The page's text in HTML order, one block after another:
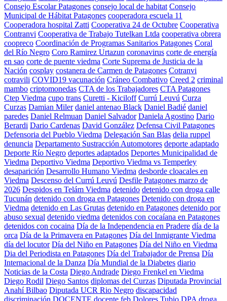
Consejo Escolar Patagones consejo local de habitat Consejo
Municipal de Hábitat Patagones cooperadora escuela 11
Cooperadora hospital Zatti Cooperativa 24 de Octubre Cooperativa
Contranvi Cooperativa de Trabajo Tutelkan Ltda cooperativa obrera
coopreco Coordinación de Programas Sanitarios Patagones Coral
del Río Negro Coro Ramirez Urtazun coronavirus corte de energía
en sao corte de puente viedma Corte Suprema de Justicia de la
Nación cosplay costanera de Carmen de Patagones Cotranvi
cotravili COVID19 vacunación Cráneo Combativo Creed 2 criminal
mambo criptomonedas CTA de los Trabajadores CTA Patagones
Ctep Viedma cupo trans Curetti - Kiciloff Currú Leuvú Curza
Curzas Damian Miler daniel antenao Black Daniel Badié daniel
paredes Daniel Relmuan Daniel Salvador Daniela Agostino Dario
Berardi Dario Cardenas David González Defensa Civil Patagones
Defensoria del Pueblo Viedma Delegación San Blas delia ruppel
denuncia Departamento Sustracción Automotores deporte adaptado
Deporte Río Negro deportes adaptados Deportes Municipalidad de
Viedma Deportivo Viedma Deportivo Viedma vs Temperley
desaparición Desarrollo Humano Viedma desborde cloacales en
Viedma Descenso del Currú Leuvú Desfile Patagones marzo de
2026 Despidos en Telám Viedma detenido detenido con droga calle
Tucunán detenido con droga en Patagones Detenido con droga en
Viedma detenido en Las Grutas detenido en Patagones detenido por
abuso sexual detenido viedma detenidos con cocaíana en Patagones
detenidos con cocaina Día de la Independencia en Pradere día de la
orca Día de la Primavera en Patagones Día del Inmigrante Viedma
día del locutor Día del Niño en Patagones Día del Niño en Viedma
Dia del Periodista en Patagones Día del Trabajador de Prensa Día
Internacional de la Danza Día Mundial de la Diabetes diario
Noticias de la Costa Diego Andrade Diego Frenkel en Viedma
Diego Rodil Diego Santos diplomas del Curzas Diputada Provincial
Anahí Bilbao Diputada UCR Rio Negro discapacidad
discriminación DOCENTE docente feb Dolores Tubio DPA droga